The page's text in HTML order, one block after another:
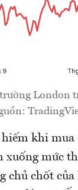
London
khi
xuống mức
chốt của